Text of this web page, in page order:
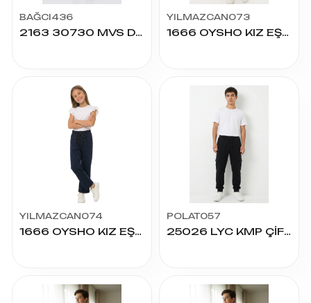
BAĞCI436
2163 30730 MVS DÜZ PATLI ERKEK TEK ALT 3/7 YAŞ
YILMAZCAN073
1666 OYSHO KIZ EŞOFMAN 13/17 YAŞ
YILMAZCAN074
1666 OYSHO KIZ EŞOFMAN 8/12 YAŞ
POLAT057
25026 LYC KMP ÇİFT KARGO CEPLİ ALT 12/16 YAŞ